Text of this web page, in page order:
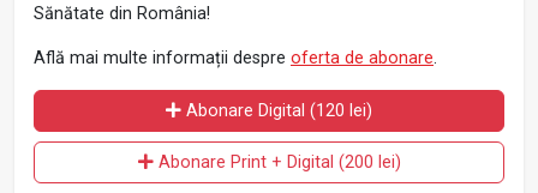
Sănătate din România!
Află mai multe informații despre oferta de abonare.
Abonare Digital (120 lei)
Abonare Print + Digital (200 lei)